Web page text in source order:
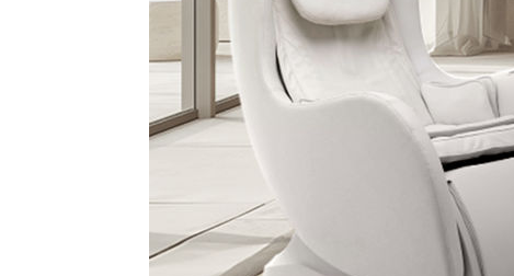
[속보]합참 "北 발사체는 단거리탄도미사일…감시·경계태세 강화"
日방위성, 北이 동해로 쏜 발사체는 탄도미사일 가능성
[속보] SKT, 에이닷 서비스 장애 발생…"원인 파악 중"
[속보]합참 "북, 동해상으로 미상 발사체 발사"
'낮 최고 39도' 불볕더위…한밤 열대야도 계속[내일날씨]
[속보]7~9일 프로야구 3연전도 폭염 취소…11일 재개
"韓 외환시장 개입 관측 배경엔 美의 대한국 무역적자 있어"
'월드컵 탈락 후폭풍' 축구협회…초유의 압수수색에 '충격·당황'
서울 낮 37.9도, 올여름 최고치 경신…영등포 순간 '40도'